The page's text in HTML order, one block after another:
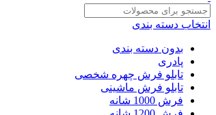
انتخاب دسته بندی
بدون دسته بندی
پادری
تابلو فرش چهره شخصی
تابلو فرش ماشینی
فرش 1000 شانه